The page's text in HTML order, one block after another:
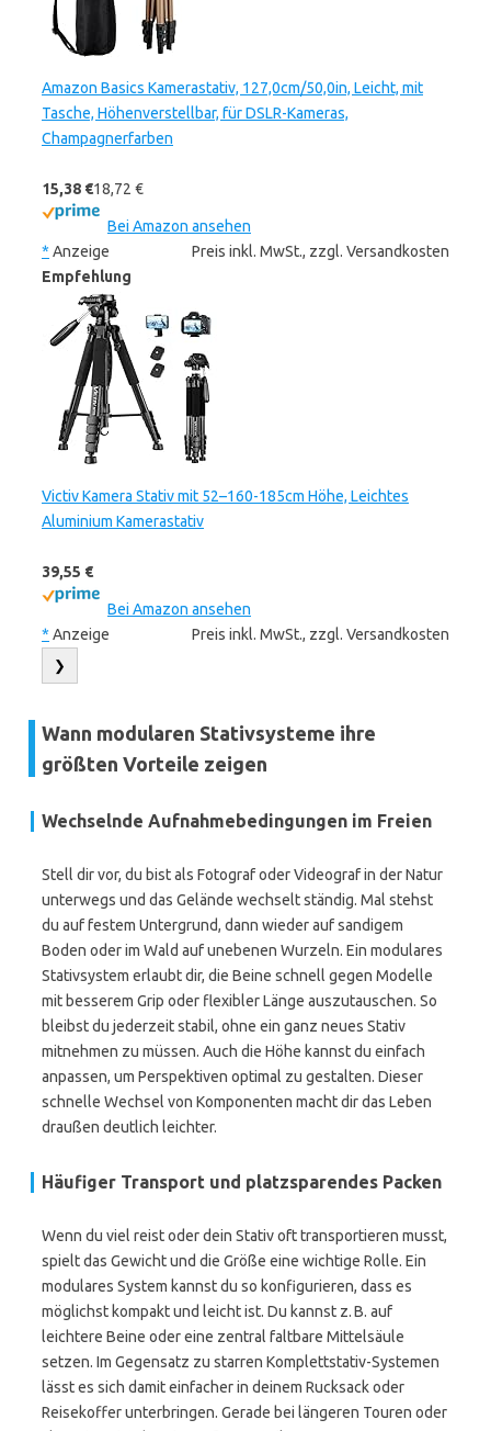
Amazon Basics Kamerastativ, 127,0cm/50,0in, Leicht, mit
Tasche, Höhenverstellbar, für DSLR-Kameras,
Champagnerfarben
15,38 €18,72 €
Bei Amazon ansehen
* Anzeige
Preis inkl. MwSt., zzgl. Versandkosten
Empfehlung
Victiv Kamera Stativ mit 52–160-185cm Höhe, Leichtes
Aluminium Kamerastativ
39,55 €
Bei Amazon ansehen
* Anzeige Preis inkl. MwSt., zzgl. Versandkosten
❯
Wann modularen Stativsysteme ihre
größten Vorteile zeigen
Wechselnde Aufnahmebedingungen im Freien
Stell dir vor, du bist als Fotograf oder Videograf in der Natur
unterwegs und das Gelände wechselt ständig. Mal stehst
du auf festem Untergrund, dann wieder auf sandigem
Boden oder im Wald auf unebenen Wurzeln. Ein modulares
Stativsystem erlaubt dir, die Beine schnell gegen Modelle
mit besserem Grip oder flexibler Länge auszutauschen. So
bleibst du jederzeit stabil, ohne ein ganz neues Stativ
mitnehmen zu müssen. Auch die Höhe kannst du einfach
anpassen, um Perspektiven optimal zu gestalten. Dieser
schnelle Wechsel von Komponenten macht dir das Leben
draußen deutlich leichter.
Häufiger Transport und platzsparendes Packen
Wenn du viel reist oder dein Stativ oft transportieren musst,
spielt das Gewicht und die Größe eine wichtige Rolle. Ein
modulares System kannst du so konfigurieren, dass es
möglichst kompakt und leicht ist. Du kannst z. B. auf
leichtere Beine oder eine zentral faltbare Mittelsäule
setzen. Im Gegensatz zu starren Komplettstativ-Systemen
lässt es sich damit einfacher in deinem Rucksack oder
Reisekoffer unterbringen. Gerade bei längeren Touren oder